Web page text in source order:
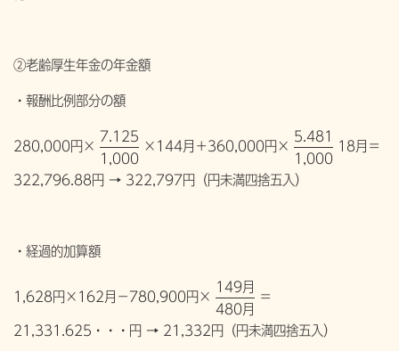
②老齢厚生年金の年金額
・報酬比例部分の額
280,000円×
7.125
1,000
×144月＋360,000円×
5.481
1,000
18月＝
322,796.88円 → 322,797円（円未満四捨五入）
・経過的加算額
1,628円×162月−780,900円×
149月
480月
＝
21,331.625・・・円 → 21,332円（円未満四捨五入）